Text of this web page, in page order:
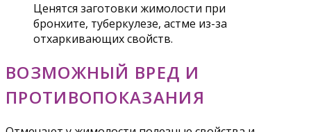
Ценятся заготовки жимолости при
бронхите, туберкулезе, астме из-за
отхаркивающих свойств.
ВОЗМОЖНЫЙ ВРЕД И
ПРОТИВОПОКАЗАНИЯ